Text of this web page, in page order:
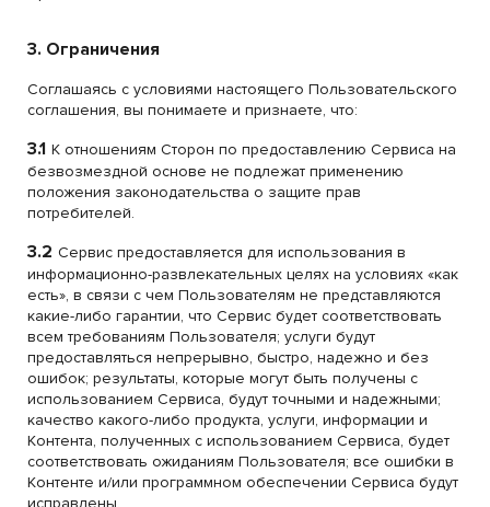
3. Ограничения
Соглашаясь с условиями настоящего Пользовательского
соглашения, вы понимаете и признаете, что:
3.1 К отношениям Сторон по предоставлению Сервиса на
безвозмездной основе не подлежат применению
положения законодательства о защите прав
потребителей.
3.2 Сервис предоставляется для использования в
информационно-развлекательных целях на условиях «как
есть», в связи с чем Пользователям не представляются
какие-либо гарантии, что Сервис будет соответствовать
всем требованиям Пользователя; услуги будут
предоставляться непрерывно, быстро, надежно и без
ошибок; результаты, которые могут быть получены с
использованием Сервиса, будут точными и надежными;
качество какого-либо продукта, услуги, информации и
Контента, полученных с использованием Сервиса, будет
соответствовать ожиданиям Пользователя; все ошибки в
Контенте и/или программном обеспечении Сервиса будут
исправлены.